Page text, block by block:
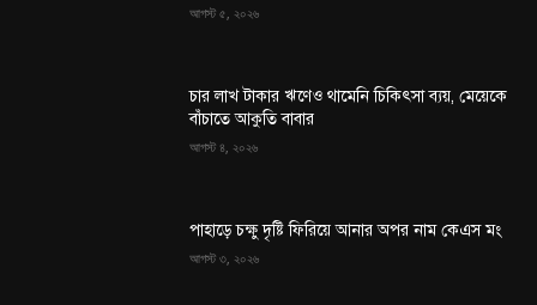
আগস্ট ৫, ২০২৬
চার লাখ টাকার ঋণেও থামেনি চিকিৎসা ব্যয়, মেয়েকে
বাঁচাতে আকুতি বাবার
আগস্ট ৪, ২০২৬
পাহাড়ে চক্ষু দৃষ্টি ফিরিয়ে আনার অপর নাম কেএস মং
আগস্ট ৩, ২০২৬